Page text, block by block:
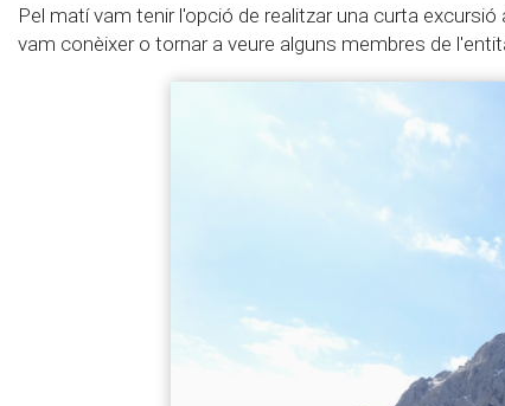
Pel matí vam tenir l'opció de realitzar una curta
vam conèixer o tornar a veure alguns membres de